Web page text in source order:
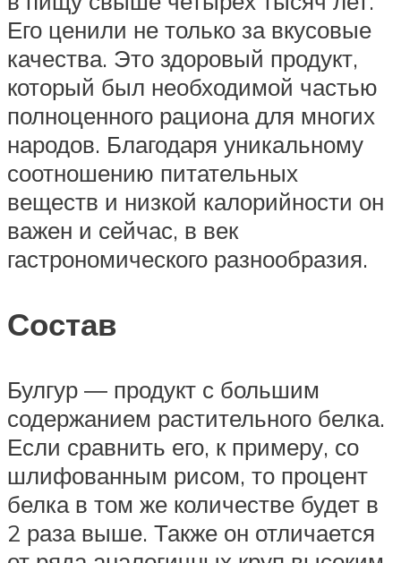
Его ценили не только за вкусовые
качества. Это здоровый продукт,
который был необходимой частью
полноценного рациона для многих
народов. Благодаря уникальному
соотношению питательных
веществ и низкой калорийности он
важен и сейчас, в век
гастрономического разнообразия.
Состав
Булгур ― продукт с большим
содержанием растительного белка.
Если сравнить его, к примеру, со
шлифованным рисом, то процент
белка в том же количестве будет в
2 раза выше. Также он отличается